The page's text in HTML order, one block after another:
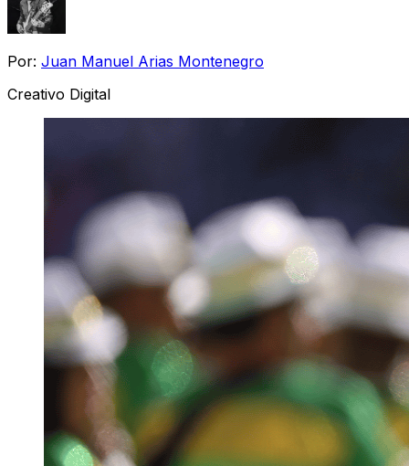
Por: Juan Manuel Arias Montenegro
Creativo Digital